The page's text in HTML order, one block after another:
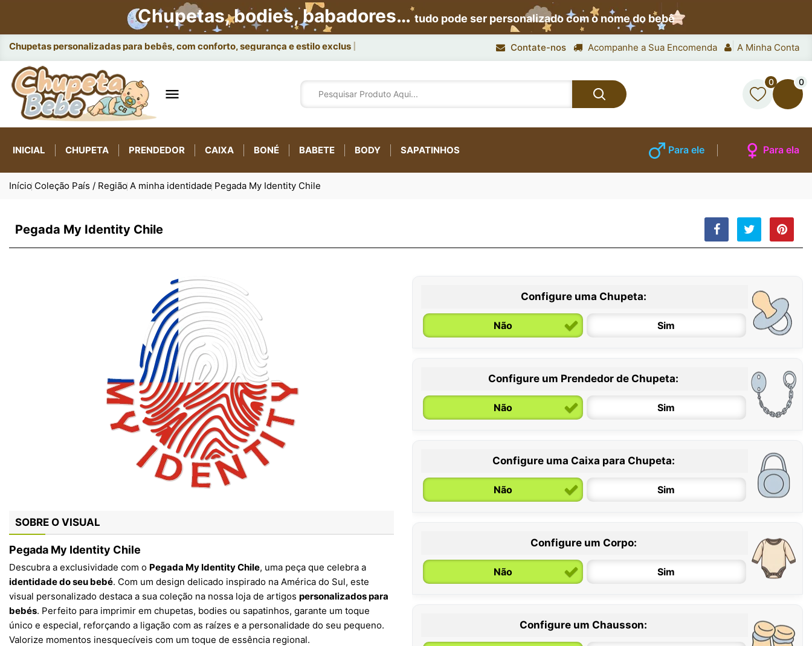
Chupetas, bodies, babadores…tudo pode ser personalizado com o nome do bebê
Chupetas personalizadas para bebês, com conforto, segurança e estilo exclusivo. Contate-nos Acompanhe a Sua Encomenda A Minha Conta

0 0
INICIAL CHUPETA PRENDEDOR CAIXA BONÉ BABETE BODY SAPATINHOS Para ele Para ela
Início Coleção País / Região A minha identidade Pegada My Identity Chile
Pegada My Identity Chile
SOBRE O VISUAL
Pegada My Identity Chile
Descubra a exclusividade com o Pegada My Identity Chile, uma peça que celebra a
identidade do seu bebé. Com um design delicado inspirado na América do Sul, este
visual personalizado destaca a sua coleção na nossa loja de artigos personalizados para
bebés. Perfeito para imprimir em chupetas, bodies ou sapatinhos, garante um toque
único e especial, reforçando a ligação com as raízes e a personalidade do seu pequeno.
Valorize momentos inesquecíveis com um toque de essência regional.
Configure uma Chupeta:
Não Sim
0 / 6 meses
Configure um Prendedor de Chupeta:
Não Sim
Configure uma Caixa para Chupeta:
Não Sim
Configure um Corpo:
Não Sim
6 / 12 meses 12 / 18 meses
Configure um Chausson: